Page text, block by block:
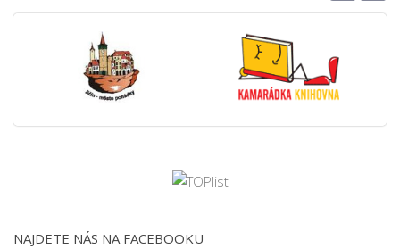
NAJDETE NÁS NA FACEBOOKU